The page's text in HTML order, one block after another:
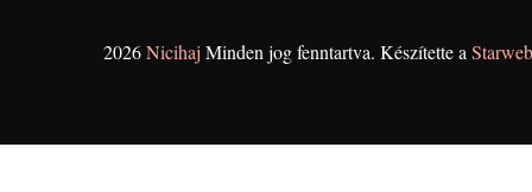
2026Nicihaj Minden jog fenntartva. Készítette a